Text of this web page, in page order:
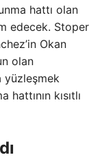
hattı olan
edecek. Stoper
Okan
olan
yüzleşmek
kısıtlı